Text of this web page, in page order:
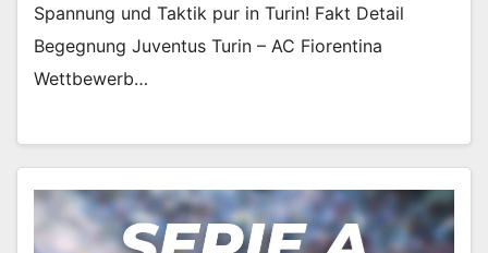
Spannung und Taktik pur in Turin! Fakt Detail
Begegnung Juventus Turin – AC Fiorentina
Wettbewerb…